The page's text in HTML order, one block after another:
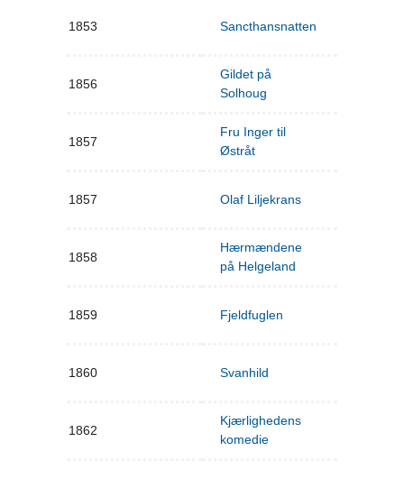
1853 Sancthansnatten
1856
Gildet på
Solhoug
1857
Fru Inger til
Østråt
1857 Olaf Liljekrans
1858
Hærmændene
på Helgeland
1859 Fjeldfuglen
1860 Svanhild
1862
Kjærlighedens
komedie